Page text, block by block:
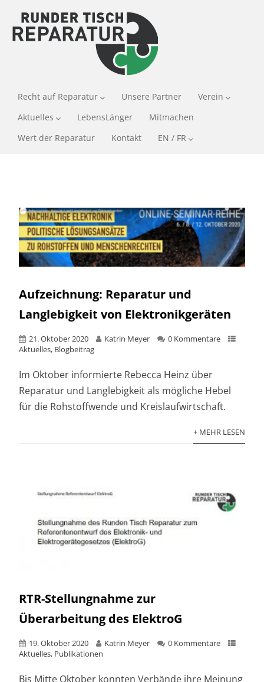
Recht auf Reparatur Unsere Partner
Verein
Aktuelles
LebensLänger
Mitmachen
Wert der Reparatur
Kontakt EN / FR
Aufzeichnung: Reparatur und
Langlebigkeit von Elektronikgeräten
21. Oktober 2020 Katrin Meyer
0 Kommentare
Aktuelles, Blogbeitrag
Im Oktober informierte Rebecca Heinz über
Reparatur und Langlebigkeit als mögliche Hebel
für die Rohstoffwende und Kreislaufwirtschaft.
+ MEHR LESEN
RTR-Stellungnahme zur
Überarbeitung des ElektroG
19. Oktober 2020 Katrin Meyer
0 Kommentare
Aktuelles, Publikationen
Bis Mitte Oktober konnten Verbände ihre Meinung